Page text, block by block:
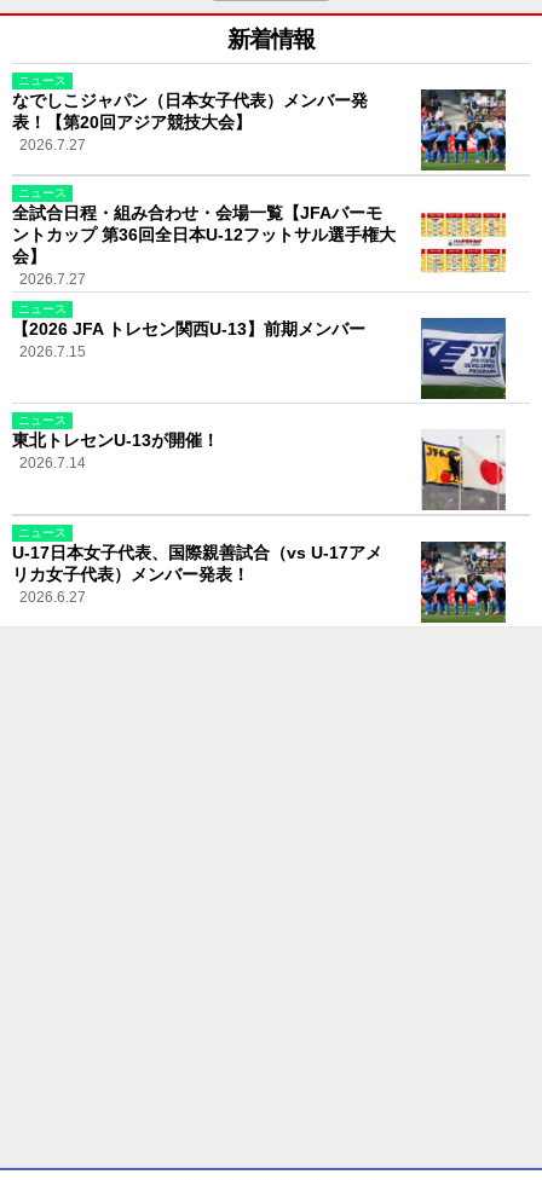
新着情報
ニュース
なでしこジャパン（日本女子代表）メンバー発
表！【第20回アジア競技大会】
2026.7.27
ニュース
全試合日程・組み合わせ・会場一覧【JFAバーモ
ントカップ 第36回全日本U-12フットサル選手権大
会】
2026.7.27
ニュース
【2026 JFA トレセン関西U-13】前期メンバー
2026.7.15
ニュース
東北トレセンU-13が開催！
2026.7.14
ニュース
U-17日本女子代表、国際親善試合（vs U-17アメ
リカ女子代表）メンバー発表！
2026.6.27